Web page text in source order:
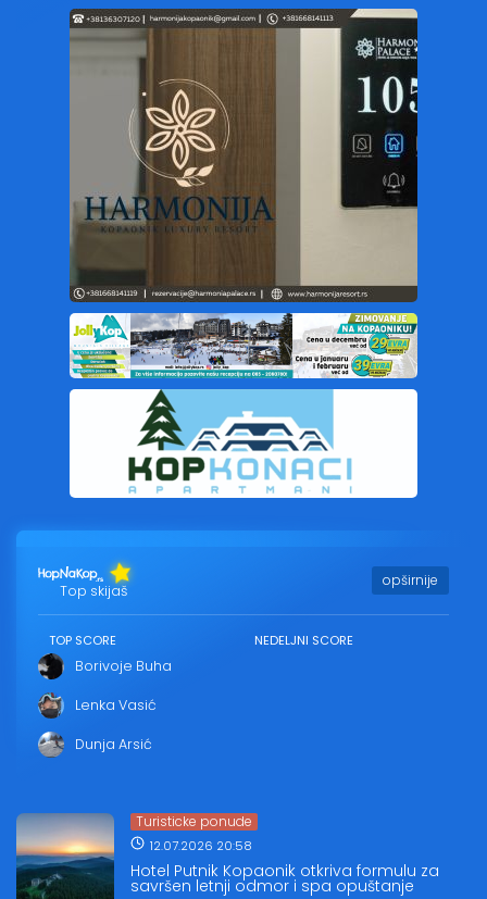
Top skijaš
opširnije
TOP SCORE
Borivoje Buha
Lenka Vasić
Dunja Arsić
NEDELJNI SCORE
Turisticke ponude
12.07.2026 20:58
Hotel Putnik Kopaonik otkriva formulu za
savršen letnji odmor i spa opuštanje